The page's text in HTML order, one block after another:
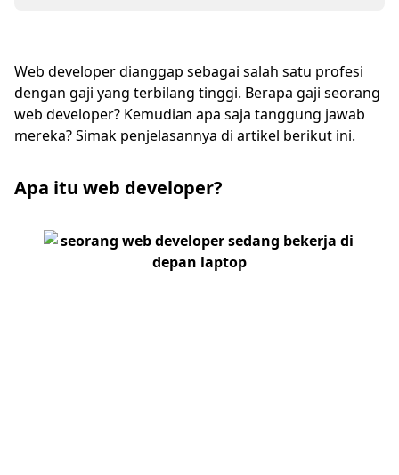
Web developer dianggap sebagai salah satu profesi
dengan gaji yang terbilang tinggi. Berapa gaji seorang
web developer? Kemudian apa saja tanggung jawab
mereka? Simak penjelasannya di artikel berikut ini.
Apa itu web developer?